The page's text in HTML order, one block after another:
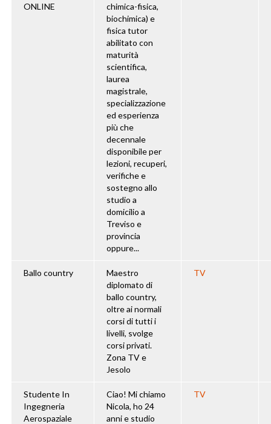
ONLINE
chimica-fisica,
biochimica) e
fisica tutor
abilitato con
maturità
scientifica,
laurea
magistrale,
specializzazione
ed esperienza
più che
decennale
disponibile per
lezioni, recuperi,
verifiche e
sostegno allo
studio a
domicilio a
Treviso e
provincia
oppure...
Ballo country
Maestro
diplomato di
ballo country,
oltre ai normali
corsi di tutti i
livelli, svolge
corsi privati.
Zona TV e
Jesolo
TV
Studente In
Ingegneria
Aerospaziale
Ciao! Mi chiamo
Nicola, ho 24
anni e studio
TV